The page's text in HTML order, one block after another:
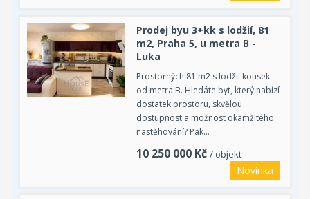
Prodej byu 3+kk s lodžií, 81
m2, Praha 5, u metra B -
Luka
Prostorných 81 m2 s lodžií kousek
od metra B. Hledáte byt, který nabízí
dostatek prostoru, skvělou
dostupnost a možnost okamžitého
nastěhování? Pak…
10 250 000 Kč / objekt
Novinka